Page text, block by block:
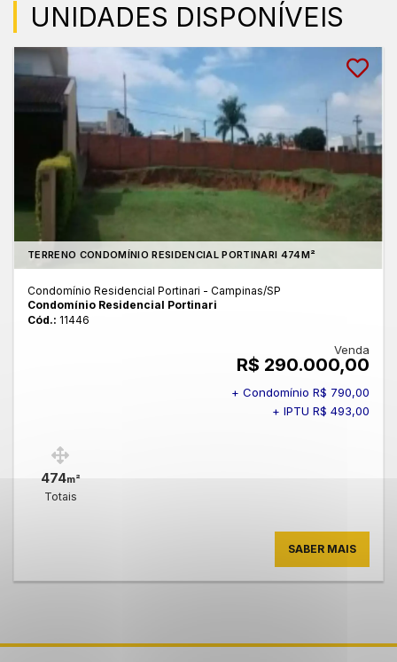
UNIDADES DISPONÍVEIS
TERRENO CONDOMÍNIO RESIDENCIAL PORTINARI 474M²
Condomínio Residencial Portinari - Campinas/SP
Condomínio Residencial Portinari
Cód.: 11446
Venda
R$ 290.000,00
+ Condomínio R$ 790,00
+ IPTU R$ 493,00
474m²
Totais
SABER MAIS